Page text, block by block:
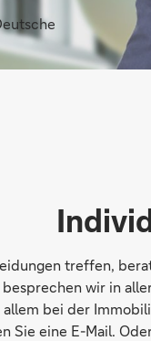
treffen,
wir in
bei der
Sie eine E-Mail.